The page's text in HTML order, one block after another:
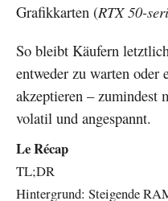
Grafikkarten (RTX 50-
So bleibt Käufern
entweder zu warten oder
akzeptieren –
volatil und angespannt.
Le Récap
TL;DR
Hintergrund: Steigende